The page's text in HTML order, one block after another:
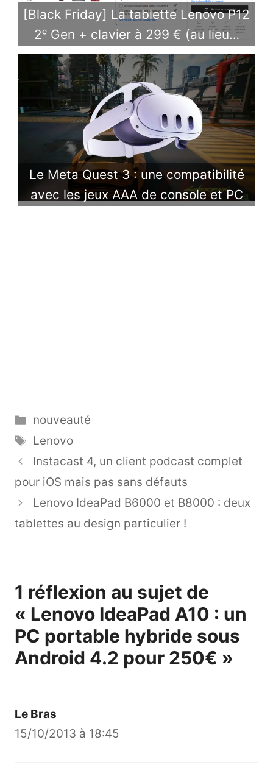
[Black Friday] La tablette Lenovo P12
2ᵉ Gen + clavier à 299 € (au lieu…
Le Meta Quest 3 : une compatibilité
avec les jeux AAA de console et PC
Catégories
nouveauté
Étiquettes
Lenovo
Instacast 4, un client podcast complet
pour iOS mais pas sans défauts
Lenovo IdeaPad B6000 et B8000 : deux
tablettes au design particulier !
1 réflexion au sujet de
« Lenovo IdeaPad A10 : un
PC portable hybride sous
Android 4.2 pour 250€ »
Le Bras
15/10/2013 à 18:45